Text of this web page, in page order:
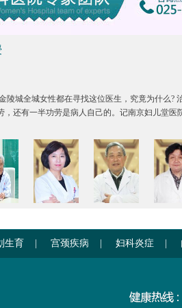
金陵城全城女性都在寻找这位医生，究竟为什么?
，还有一半功劳是病人自己的。记南京妇儿堂医
生育 宫颈疾病 妇科炎症